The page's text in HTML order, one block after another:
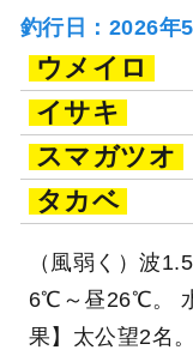
釣行日：2026年
ウメイロ
イサキ
スマガツオ
タカベ
（風弱く）波
6℃～昼26℃。
果】太公望2名